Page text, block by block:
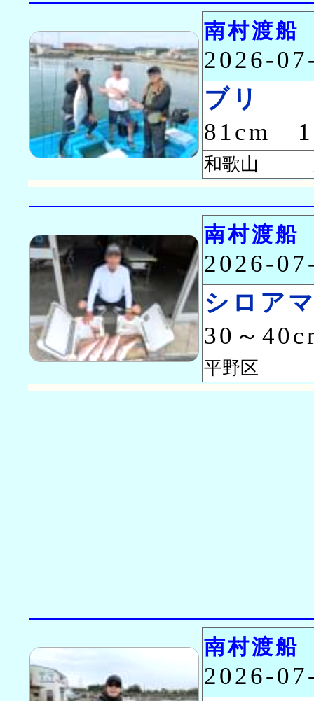
南村渡船
2026-
ブリ
81cm
和歌山
南村渡船
2026-
シロア
30～
平野区 大
南村渡船
2026-